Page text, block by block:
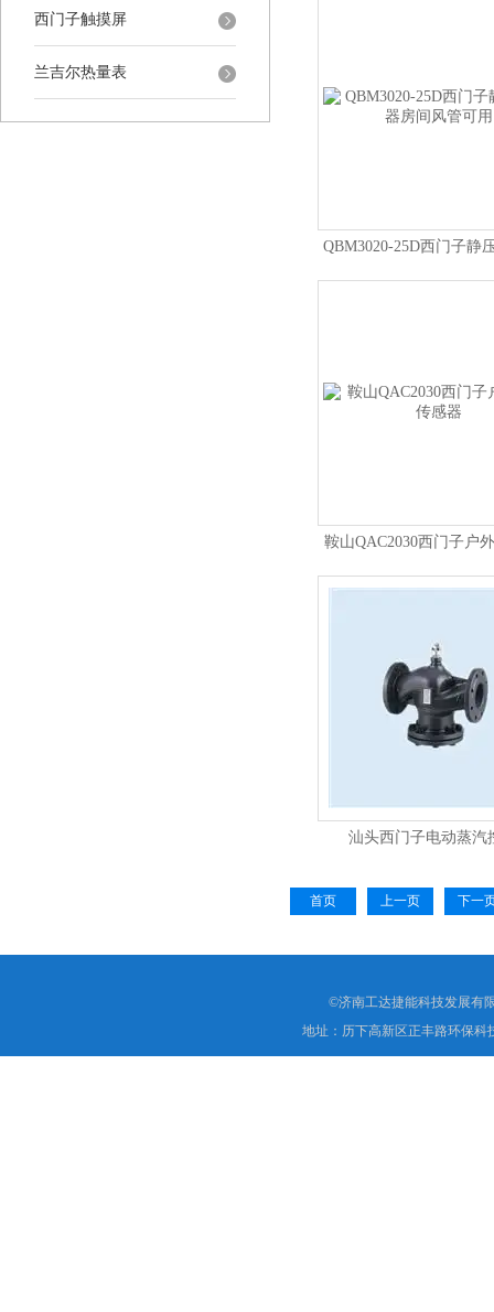
西门子触摸屏
兰吉尔热量表
QBM3020-25D西门子静
间风管可用
鞍山QAC2030西门子户
器
汕头西门子电动蒸汽
首页 上一页 下一
©济南工达捷能科技发展有
地址：历下高新区正丰路环保科